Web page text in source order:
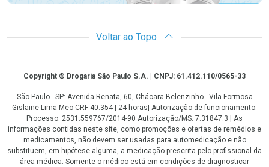
Voltar ao Topo
CopyrightCopyright © Drogaria São Paulo S.A. | CNPJ: 61.412.110/0565-33
São Paulo - SP: Avenida Renata, 60, Chácara Belenzinho - Vila Formosa
Gislaine Lima Meo CRF 40.354 | 24 horas| Autorização de funcionamento:
Processo: 2531.559767/2014-90 Autorização/MS: 7.31847.3 | As
informações contidas neste site, como promoções e ofertas de remédios e
medicamentos, não devem ser usadas para automedicação e não
substituem, em hipótese alguma, a medicação prescrita pelo profissional da
área médica. Somente o médico está em condições de diagnosticar